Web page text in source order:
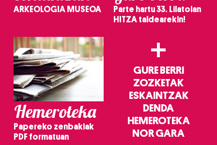
ARKEOLOGIA MUSEOA
Parte hartu 33. Lilatoian
HITZA taldearekin!
Hemeroteka
Papereko zenbakiak
PDF formatuan
+
GURE BERRI
ZOZKETAK
ESKAINTZAK
DENDA
HEMEROTEKA
NOR GARA